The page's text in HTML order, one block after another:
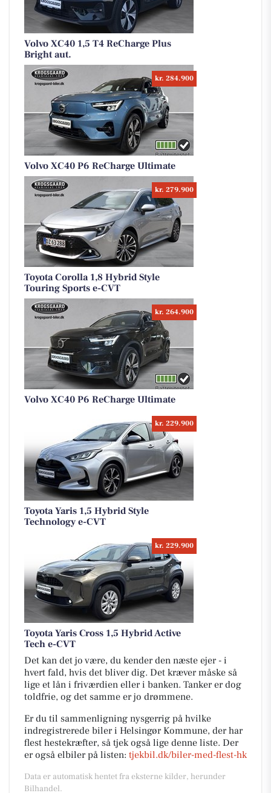
Volvo XC40 1,5 T4 ReCharge Plus
Bright aut.
kr. 284.900
Volvo XC40 P6 ReCharge Ultimate
kr. 279.900
Toyota Corolla 1,8 Hybrid Style
Touring Sports e-CVT
kr. 264.900
Volvo XC40 P6 ReCharge Ultimate
kr. 229.900
Toyota Yaris 1,5 Hybrid Style
Technology e-CVT
kr. 229.900
Toyota Yaris Cross 1,5 Hybrid Active
Tech e-CVT
Det kan det jo være, du kender den næste ejer - i
hvert fald, hvis det bliver dig. Det kræver måske så
lige et lån i friværdien eller i banken. Tanker er dog
toldfrie, og det samme er jo drømmene.
Er du til sammenligning nysgerrig på hvilke
indregistrerede biler i Helsingør Kommune, der har
flest hestekræfter, så tjek også lige denne liste. Der
er også elbiler på listen: tjekbil.dk/biler-med-flest-hk
Data er automatisk hentet fra eksterne kilder, herunder
Bilhandel.